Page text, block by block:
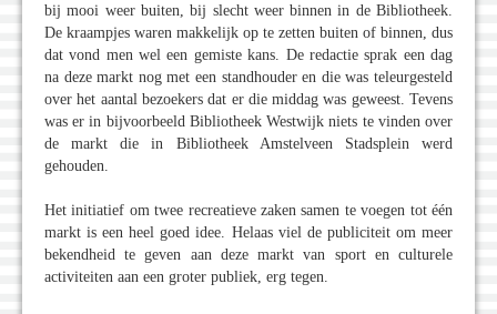
bij mooi weer buiten, bij slecht weer binnen in de Bibliotheek.
De kraampjes waren makkelijk op te zetten buiten of binnen, dus
dat vond men wel een gemiste kans. De redactie sprak een dag
na deze markt nog met een standhouder en die was teleurgesteld
over het aantal bezoekers dat er die middag was geweest. Tevens
was er in bijvoorbeeld Bibliotheek Westwijk niets te vinden over
de markt die in Bibliotheek Amstelveen Stadsplein werd
gehouden.
Het initiatief om twee recreatieve zaken samen te voegen tot één
markt is een heel goed idee. Helaas viel de publiciteit om meer
bekendheid te geven aan deze markt van sport en culturele
activiteiten aan een groter publiek, erg tegen.